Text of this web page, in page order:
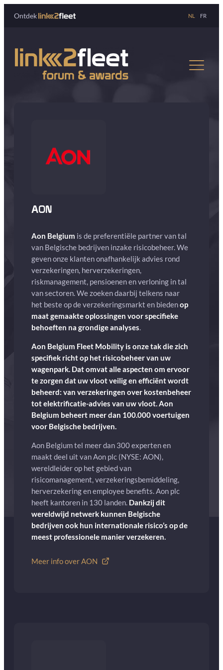
Ontdek NL FR
AON
Aon Belgium is de preferentiële partner van tal
van Belgische bedrijven inzake risicobeheer. We
geven onze klanten onafhankelijk advies rond
verzekeringen, herverzekeringen,
riskmanagement, pensioenen en verloning in tal
van sectoren. We zoeken daarbij telkens naar
het beste op de verzekeringsmarkt en biedenop
maat gemaakte oplossingen voor specifieke
behoeften na grondige analyses.
Aon Belgium Fleet Mobility is onze tak die zich
specifiek richt op het risicobeheer van uw
wagenpark. Dat omvat alle aspecten om ervoor
te zorgen dat uw vloot veilig en efficiënt wordt
beheerd: van verzekeringen over kostenbeheer
tot elektrificatie-advies van uw vloot. Aon
Belgium beheert meer dan 100.000 voertuigen
voor Belgische bedrijven.
Aon Belgium tel meer dan 300 experten en
maakt deel uit van Aon plc (NYSE: AON),
wereldleider op het gebied van
risicomanagement, verzekeringsbemiddeling,
herverzekering en employee benefits. Aon plc
heeft kantoren in 130 landen. Dankzij dit
wereldwijd netwerk kunnen Belgische
bedrijven ook hun internationale risico’s op de
meest professionele manier verzekeren.
Meer info over AON